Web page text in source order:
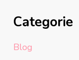
Categorie
Blog